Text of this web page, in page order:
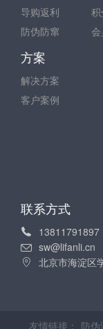
导购返利
防伪防窜
方案
解决方案
客户案例
联系方式
13811791897
sw@lifanli.cn
北京市海淀区
友情链接： 防伪